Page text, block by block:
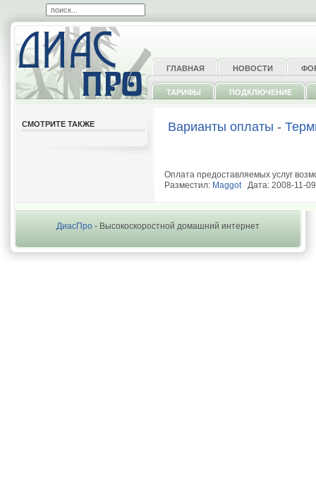
ГЛАВНАЯ НОВОСТИ
ТАРИФЫ ПОДКЛЮЧЕНИЕ
СМОТРИТЕ ТАКЖЕ Варианты оплаты -
Оплата предоставляемых услуг
Разместил: MaggotДата: 2008-11-
ДиасПро - Высокоскоростной домашний интернет